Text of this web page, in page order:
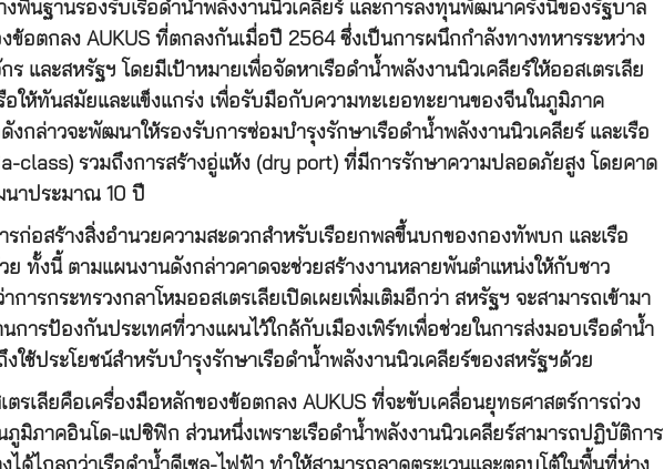
งพื้นฐานรองรับเรือดำน้ำพลังงานนิวเคลียร์ และการลงทุนพัฒนาครั้งนี้ของรัฐบาล
ข้อตกลง AUKUS ที่ตกลงกันเมื่อปี 2564 ซึ่งเป็นการผนึกกำลังทางทหารระหว่าง
และสหรัฐฯ โดยมีเป้าหมายเพื่อจัดหาเรือดำน้ำพลังงานนิวเคลียร์ให้ออสเตรเลีย
อให้ทันสมัยและแข็งแกร่ง เพื่อรับมือกับความทะเยอทะยานของจีนในภูมิภาค
กล่าวจะพัฒนาให้รองรับการซ่อมบำรุงรักษาเรือดำน้ำพลังงานนิวเคลียร์ และเรือ
class) รวมถึงการสร้างอู่แห้ง (dry port) ที่มีการรักษาความปลอดภัยสูง โดยคาด
นาประมาณ 10 ปี
รก่อสร้างสิ่งอำนวยความสะดวกสำหรับเรือยกพลขึ้นบกของกองทัพบก และเรือ
ย ทั้งนี้ ตามแผนงานดังกล่าวคาดจะช่วยสร้างงานหลายพันตำแหน่งให้กับชาว
การกระทรวงกลาโหมออสเตรเลียเปิดเผยเพิ่มเติมอีกว่า สหรัฐฯ จะสามารถเข้ามา
การป้องกันประเทศที่วางแผนไว้ใกล้กับเมืองเพิร์ทเพื่อช่วยในการส่งมอบเรือดำน้ำ
ใช้ประโยชน์สำหรับบำรุงรักษาเรือดำน้ำพลังงานนิวเคลียร์ของสหรัฐฯด้วย
ตรเลียคือเครื่องมือหลักของข้อตกลง AUKUS ที่จะขับเคลื่อนยุทธศาสตร์การถ่วง
ภูมิภาคอินโด-แปซิฟิก ส่วนหนึ่งเพราะเรือดำน้ำพลังงานนิวเคลียร์สามารถปฏิบัติการ